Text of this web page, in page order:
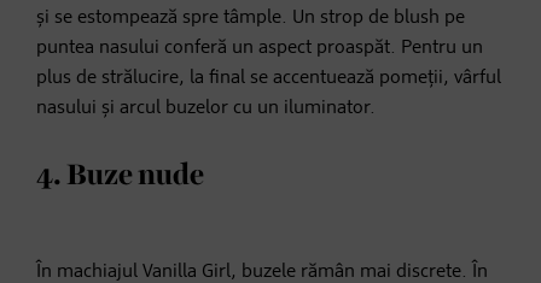
și se estompează spre tâmple. Un strop de blush pe
puntea nasului conferă un aspect proaspăt. Pentru un
plus de strălucire, la final se accentuează pomeții, vârful
nasului și arcul buzelor cu un iluminator.
4. Buze nude
În machiajul Vanilla Girl, buzele rămân mai discrete. În